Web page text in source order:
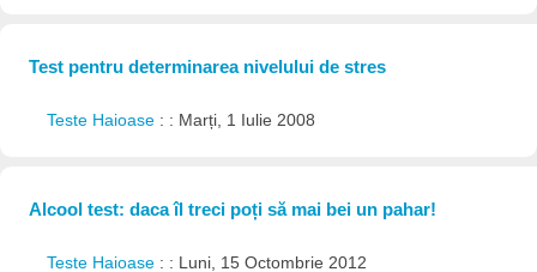
Test pentru determinarea nivelului de stres
Teste Haioase : : Marți, 1 Iulie 2008
Alcool test: daca îl treci poți să mai bei un pahar!
Teste Haioase : : Luni, 15 Octombrie 2012